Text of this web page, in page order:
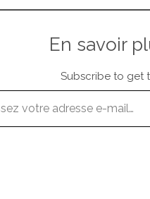
En savoir
Subscribe to get